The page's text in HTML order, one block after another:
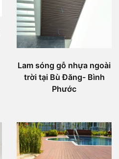
Lam sóng gỗ nhựa ngoài
trời tại Bù Đăng- Bình
Phước